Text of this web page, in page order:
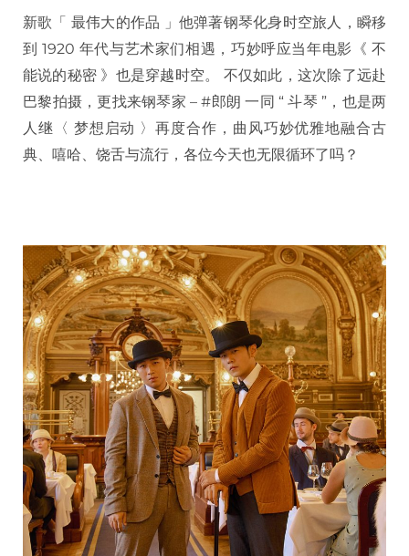
新歌「 最伟大的作品 」他弹著钢琴化身时空旅人，瞬移
到 1920 年代与艺术家们相遇，巧妙呼应当年电影《 不
能说的秘密 》也是穿越时空。 不仅如此，这次除了远赴
巴黎拍摄，更找来钢琴家 – #郎朗 一同 “ 斗琴 ”，也是两
人继〈 梦想启动 〉再度合作，曲风巧妙优雅地融合古
典、嘻哈、饶舌与流行，各位今天也无限循环了吗？